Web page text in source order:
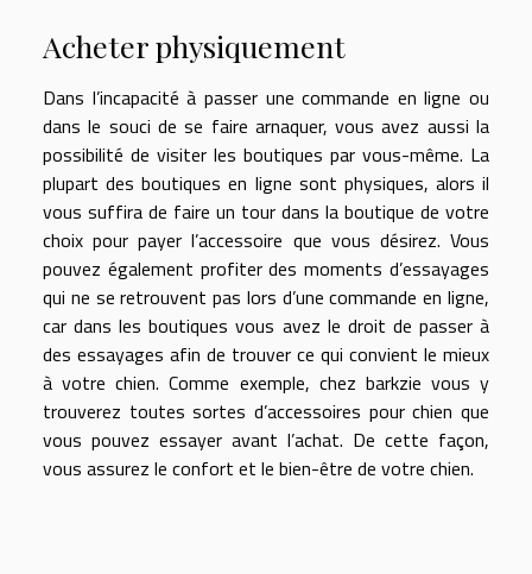
Acheter physiquement
Dans l’incapacité à passer une commande en ligne ou
dans le souci de se faire arnaquer, vous avez aussi la
possibilité de visiter les boutiques par vous-même. La
plupart des boutiques en ligne sont physiques, alors il
vous suffira de faire un tour dans la boutique de votre
choix pour payer l’accessoire que vous désirez. Vous
pouvez également profiter des moments d’essayages
qui ne se retrouvent pas lors d’une commande en ligne,
car dans les boutiques vous avez le droit de passer à
des essayages afin de trouver ce qui convient le mieux
à votre chien. Comme exemple, chez barkzie vous y
trouverez toutes sortes d’accessoires pour chien que
vous pouvez essayer avant l’achat. De cette façon,
vous assurez le confort et le bien-être de votre chien.